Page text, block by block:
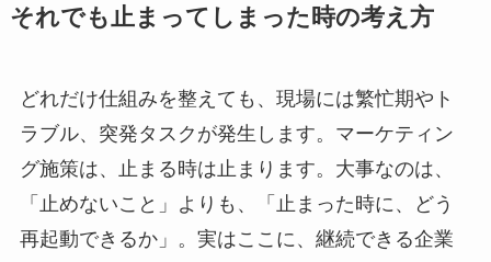
それでも止まってしまった時の考え方
どれだけ仕組みを整えても、現場には繁忙期やト
ラブル、突発タスクが発生します。マーケティン
グ施策は、止まる時は止まります。大事なのは、
「止めないこと」よりも、「止まった時に、どう
再起動できるか」。実はここに、継続できる企業